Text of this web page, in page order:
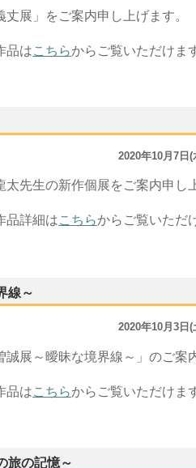
丈展」をご案内申し上げます。
品はこちらからご覧いただけま
2020年10月7日
先生の新作個展をご案内申し
詳細はこちらからご覧いただ
線～
2020年10月3日
誠展～曖昧な境界線～」のご案
品はこちらからご覧いただけま
旅の記憶～